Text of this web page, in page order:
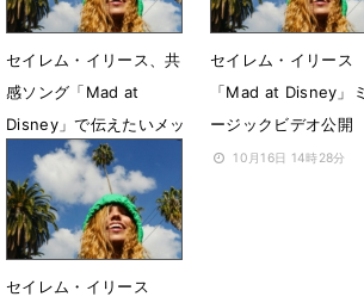
セイレム・イリース、共
感ソング「Mad at
Disney」で伝えたいメッ
セージとは
10月27日 11時00分
セイレム・イリース
「Mad at Disney」
ージックビデオ公開
10月16日 14時28分
セイレム・イリース